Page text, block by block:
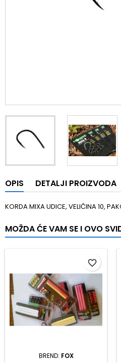
OPIS DETALJI PROIZVODA
KORDA MIXA UDICE, VELIČINA 10,
MOŽDA ĆE VAM SE I OVO
BREND: FOX
favorite_border